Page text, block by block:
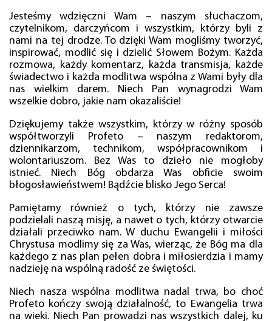
Jesteśmy wdzięczni Wam – naszym słuchaczom,
czytelnikom, darczyńcom i wszystkim, którzy byli z
nami na tej drodze. To dzięki Wam mogliśmy tworzyć,
inspirować, modlić się i dzielić Słowem Bożym. Każda
rozmowa, każdy komentarz, każda transmisja, każde
świadectwo i każda modlitwa wspólna z Wami były dla
nas wielkim darem. Niech Pan wynagrodzi Wam
wszelkie dobro, jakie nam okazaliście!
Dziękujemy także wszystkim, którzy w różny sposób
współtworzyli Profeto – naszym redaktorom,
dziennikarzom, technikom, współpracownikom i
wolontariuszom. Bez Was to dzieło nie mogłoby
istnieć. Niech Bóg obdarza Was obficie swoim
błogosławieństwem! Bądźcie blisko Jego Serca!
Pamiętamy również o tych, którzy nie zawsze
podzielali naszą misję, a nawet o tych, którzy otwarcie
działali przeciwko nam. W duchu Ewangelii i miłości
Chrystusa modlimy się za Was, wierząc, że Bóg ma dla
każdego z nas plan pełen dobra i miłosierdzia i mamy
nadzieję na wspólną radość ze świętości.
Niech nasza wspólna modlitwa nadal trwa, bo choć
Profeto kończy swoją działalność, to Ewangelia trwa
na wieki. Niech Pan prowadzi nas wszystkich dalej, ku